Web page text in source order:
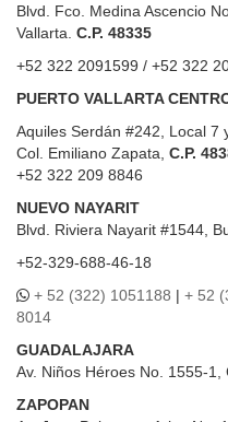
Blvd. Fco. Medina Ascencio
Vallarta. C.P. 48335
+52 322 2091599 / +52 322
PUERTO VALLARTA
Aquiles Serdán #242, Local 7
Col. Emiliano Zapata, C.P.
+52 322 209 8846
NUEVO NAYARIT
Blvd. Riviera Nayarit #1544,
+52-329-688-46-18
+ 52 (322) 1051188 | + 52
8014
GUADALAJARA
Av. Niños Héroes No. 1555-1,
ZAPOPAN